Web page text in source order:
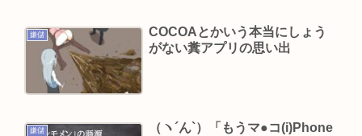
Powered by livedoor 相互RSS
嫌儲
COCOAとかいう本当にしょう
がない糞アプリの思い出
嫌儲
（ヽ´ん`）「もうマ●コ(i)Phone